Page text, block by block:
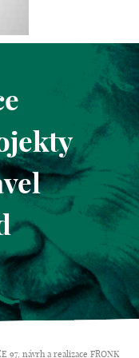
97, návrh a realizace FRONK